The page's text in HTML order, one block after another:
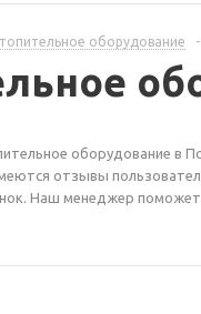
оборудование -
оборудование в
отзывы
Наш менеджер